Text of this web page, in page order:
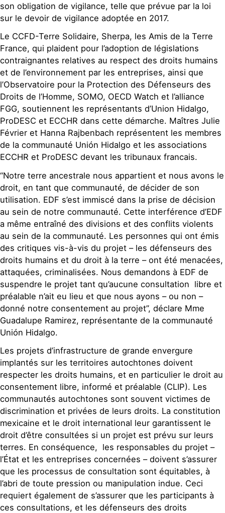
son obligation de vigilance, telle que prévue par la loi
sur le devoir de vigilance adoptée en 2017.
Le CCFD-Terre Solidaire, Sherpa, les Amis de la Terre
France, qui plaident pour l’adoption de législations
contraignantes relatives au respect des droits humains
et de l’environnement par les entreprises, ainsi que
l’Observatoire pour la Protection des Défenseurs des
Droits de l’Homme, SOMO, OECD Watch et l’alliance
FGG, soutiennent les représentants d’Union Hidalgo,
ProDESC et ECCHR dans cette démarche. Maîtres Julie
Février et Hanna Rajbenbach représentent les membres
de la communauté Unión Hidalgo et les associations
ECCHR et ProDESC devant les tribunaux francais.
“Notre terre ancestrale nous appartient et nous avons le
droit, en tant que communauté, de décider de son
utilisation. EDF s’est immiscé dans la prise de décision
au sein de notre communauté. Cette interférence d’EDF
a même entraîné des divisions et des conflits violents
au sein de la communauté. Les personnes qui ont émis
des critiques vis-à-vis du projet – les défenseurs des
droits humains et du droit à la terre – ont été menacées,
attaquées, criminalisées. Nous demandons à EDF de
suspendre le projet tant qu’aucune consultation libre et
préalable n’ait eu lieu et que nous ayons – ou non –
donné notre consentement au projet”, déclare Mme
Guadalupe Ramirez, représentante de la communauté
Unión Hidalgo.
Les projets d’infrastructure de grande envergure
implantés sur les territoires autochtones doivent
respecter les droits humains, et en particulier le droit au
consentement libre, informé et préalable (CLIP). Les
communautés autochtones sont souvent victimes de
discrimination et privées de leurs droits. La constitution
mexicaine et le droit international leur garantissent le
droit d’être consultées si un projet est prévu sur leurs
terres. En conséquence, les responsables du projet –
l’État et les entreprises concernées – doivent s’assurer
que les processus de consultation sont équitables, à
l’abri de toute pression ou manipulation indue. Ceci
requiert également de s’assurer que les participants à
ces consultations, et les défenseurs des droits